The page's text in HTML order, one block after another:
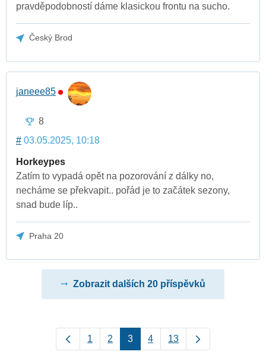
pravděpodobností dáme klasickou frontu na sucho.
Český Brod
janeee85
8
# 03.05.2025, 10:18
Horkeypes
Zatím to vypadá opět na pozorování z dálky no,
necháme se překvapit.. pořád je to začátek sezony,
snad bude líp..
Praha 20
Zobrazit dalších 20 příspěvků
1 2 3 4 13